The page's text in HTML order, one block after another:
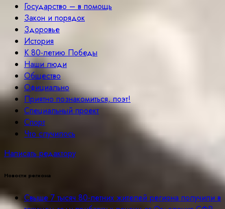
Государство – в помощь
Закон и порядок
Здоровье
История
К 80-летию Победы
Наши люди
Общество
Официально
Приятно познакомиться, поэт!
Специальный проект
Спорт
Что случилось
Написать редактору
Новости региона
Свыше 7 тысяч 80-летних жителей региона получили в